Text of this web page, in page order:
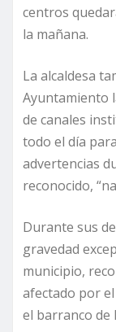
centros
la mañana.
La alcaldesa
Ayuntamiento
de canales
todo el día
advertencias
reconocido,
Durante sus
gravedad
municipio,
afectado por
el barranco de